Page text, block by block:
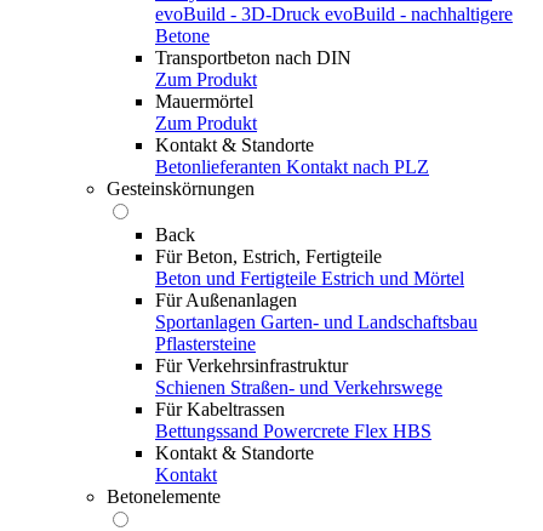
evoBuild - 3D-Druck evoBuild - nachhaltigere
Betone
Transportbeton nach DIN
Zum Produkt
Mauermörtel
Zum Produkt
Kontakt & Standorte
Betonlieferanten Kontakt nach PLZ
Gesteinskörnungen
Back
Für Beton, Estrich, Fertigteile
Beton und Fertigteile Estrich und Mörtel
Für Außenanlagen
Sportanlagen Garten- und Landschaftsbau
Pflastersteine
Für Verkehrsinfrastruktur
Schienen Straßen- und Verkehrswege
Für Kabeltrassen
Bettungssand Powercrete Flex HBS
Kontakt & Standorte
Kontakt
Betonelemente